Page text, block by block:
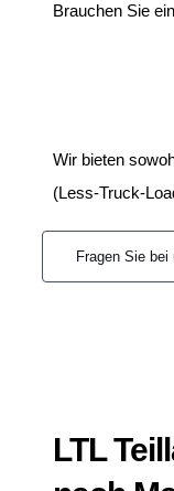
Brauchen Sie
Wir bieten
(Less-Truck-
Fragen Sie
LTL